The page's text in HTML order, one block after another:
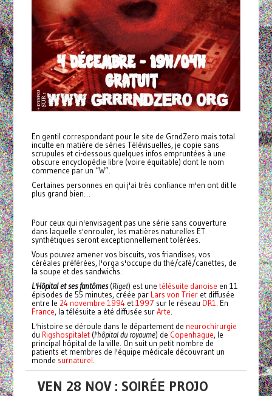
En gentil correspondant pour le site de GrndZero mais total
inculte en matière de séries Télévisuelles, je copie sans
scrupules et ci-dessous quelques infos empruntées à une
obscure encyclopédie libre (voire équitable) dont le nom
commence par un “W”.
Certaines personnes en qui j'ai très confiance m'en ont dit le
plus grand bien…
Pour ceux qui n'envisagent pas une série sans couverture
dans laquelle s'enrouler, les matières naturelles ET
synthétiques seront exceptionnellement tolérées.
Vous pouvez amener vos biscuits, vos friandises, vos
céréales préférées, l'orga s'occupe du thé/café/canettes, de
la soupe et des sandwichs.
L'Hôpital et ses fantômes(Riget) est une télésuite danoise en 11
épisodes de 55 minutes, créée par Lars von Trieret diffusée
entre le 24 novembre 1994 et1997 sur le réseau DR1
. En
France, la télésuite a été diffusée surArte
L'histoire se déroule dans le département de neurochirurgie
du Rigshospitalet(l'hôpital du royaume) de Copenhague, le
principal hôpital de la ville. On suit un petit nombre de
patients et membres de l'équipe médicale découvrant un
monde surnaturel
VEN 28 NOV : SOIRÉE PROJO